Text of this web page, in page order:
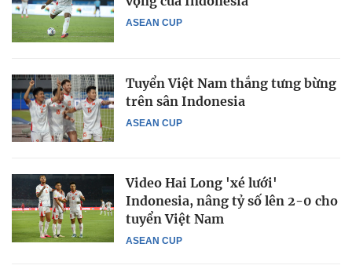
ASEAN CUP
ASEAN CUP
Tuyển Việt Nam thắng tưng bừng
trên sân Indonesia
ASEAN CUP
Video Hai Long 'xé lưới'
Indonesia, nâng tỷ số lên 2-0 cho
tuyển Việt Nam